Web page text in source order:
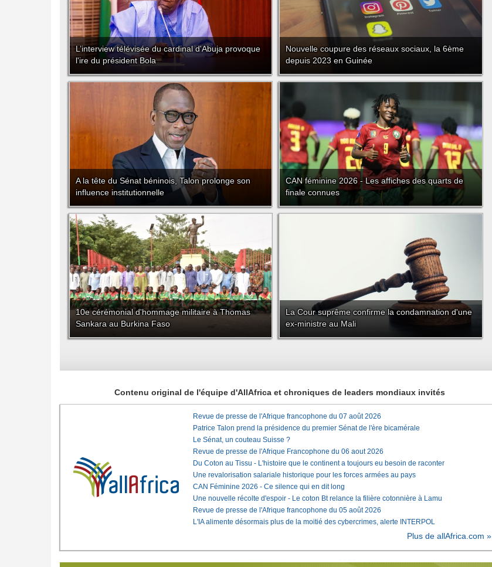
L’interview télévisée du cardinal d'Abuja provoque
l'ire du président Bola
Nouvelle coupure des réseaux sociaux, la 6ème
depuis 2023 en Guinée
A la tête du Sénat béninois, Talon prolonge son
influence institutionnelle
CAN féminine 2026 - Les affiches des quarts de
finale connues
10e cérémonial d'hommage militaire à Thomas
Sankara au Burkina Faso
La Cour suprême confirme la condamnation d'une
ex-ministre au Mali
Contenu original de l'équipe d'AllAfrica et chroniques de leaders mondiaux invités
Revue de presse de l'Afrique francophone du 07 août 2026
Patrice Talon prend la présidence du premier Sénat de l'ère bicamérale
Le Sénat, un couteau Suisse ?
Revue de presse de l'Afrique Francophone du 06 aout 2026
Du Coton au Tissu - L'histoire que le continent a toujours eu besoin de raconter
Une revalorisation salariale historique pour les forces armées au pays
CAN Féminine 2026 - Ce silence qui en dit long
Une nouvelle récolte d'espoir - Le coton Bt relance la filière cotonnière à Lamu
Revue de presse de l'Afrique francophone du 05 août 2026
L'IA alimente désormais plus de la moitié des cybercrimes, alerte INTERPOL
Plus de allAfrica.com »